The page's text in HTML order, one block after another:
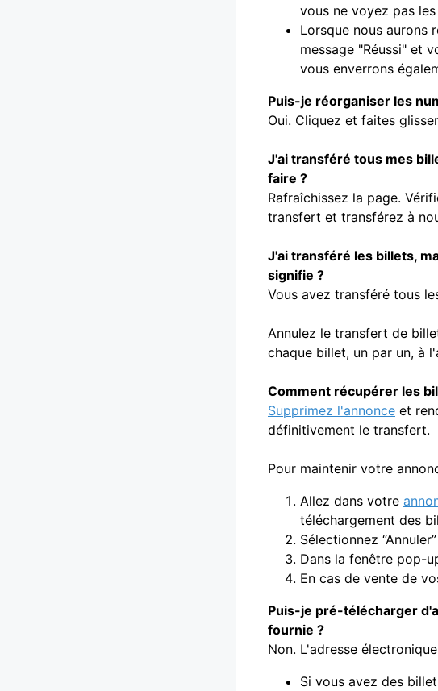
vous ne voyez pas
Lorsque nous aurons
message "Réussi" et
vous enverrons
Puis-je réorganiser les
Oui. Cliquez et faites
J'ai transféré tous mes
faire ?
Rafraîchissez la page.
transfert et transférez à
J'ai transféré les billets,
signifie ?
Vous avez transféré tous
Annulez le transfert de
chaque billet, un par un, à
Comment récupérer les
Supprimez l'annonce et
définitivement le transfert.
Pour maintenir votre
Allez dans votre
téléchargement des
Sélectionnez
Dans la fenêtre pop-
En cas de vente de
Puis-je pré-télécharger
fournie ?
Non. L'adresse
Si vous avez des